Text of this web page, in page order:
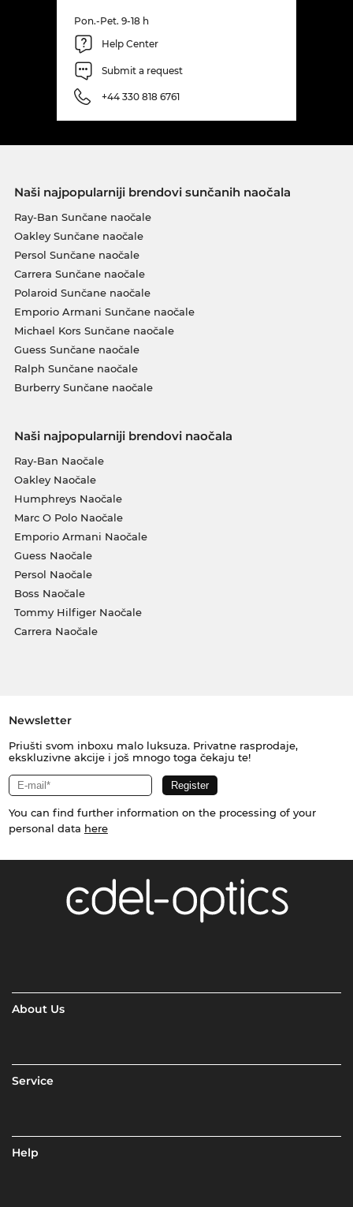
Pon.-Pet. 9-18 h
Help Center
Submit a request
+44 330 818 6761
Naši najpopularniji brendovi sunčanih naočala
Ray-Ban Sunčane naočale
Oakley Sunčane naočale
Persol Sunčane naočale
Carrera Sunčane naočale
Polaroid Sunčane naočale
Emporio Armani Sunčane naočale
Michael Kors Sunčane naočale
Guess Sunčane naočale
Ralph Sunčane naočale
Burberry Sunčane naočale
Naši najpopularniji brendovi naočala
Ray-Ban Naočale
Oakley Naočale
Humphreys Naočale
Marc O Polo Naočale
Emporio Armani Naočale
Guess Naočale
Persol Naočale
Boss Naočale
Tommy Hilfiger Naočale
Carrera Naočale
Newsletter
Priušti svom inboxu malo luksuza. Privatne rasprodaje,
ekskluzivne akcije i još mnogo toga čekaju te!
You can find further information on the processing of your
personal data here
About Us
Service
Help